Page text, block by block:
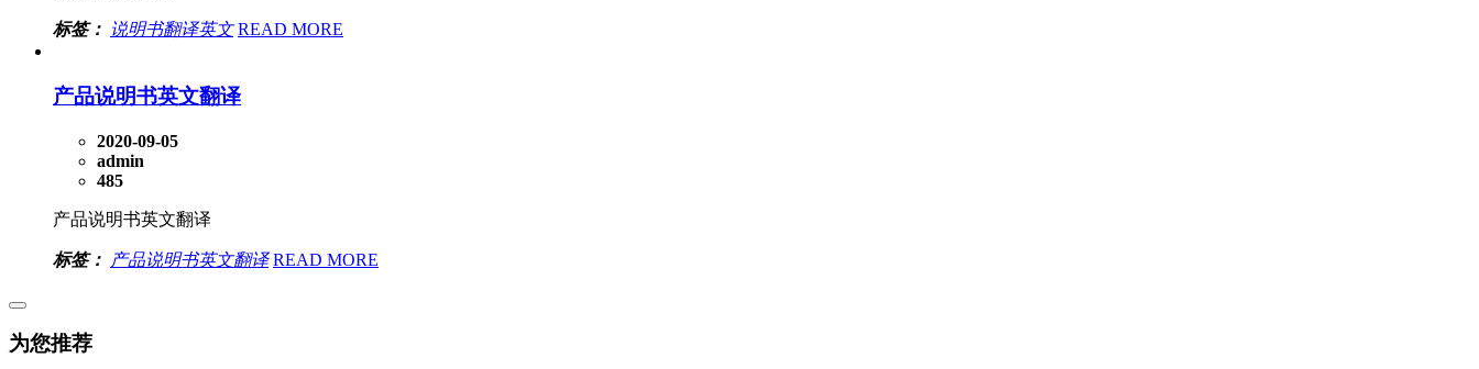
标签： 说明书翻译英文 READ MORE
产品说明书英文翻译
2020-09-05
admin
485
产品说明书英文翻译
标签： 产品说明书英文翻译 READ MORE
为您推荐